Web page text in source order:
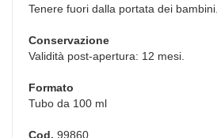
Tenere fuori dalla portata dei bambini.
Conservazione
Validità post-apertura: 12 mesi.
Formato
Tubo da 100 ml
Cod. 99860